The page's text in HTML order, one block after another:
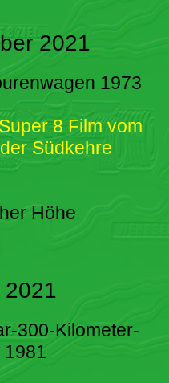
2021
1973
8 Film vom
Südkehre
Höhe
2021
300-Kilometer-
1981